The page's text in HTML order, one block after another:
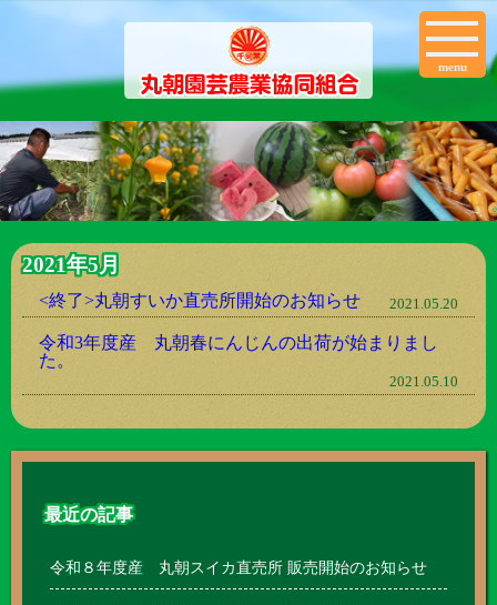
menu
2021年5月
<終了>丸朝すいか直売所開始のお知らせ 2021.05.20
令和3年度産 丸朝春にんじんの出荷が始まりまし
た。
2021.05.10
最近の記事
令和８年度産 丸朝スイカ直売所 販売開始のお知らせ